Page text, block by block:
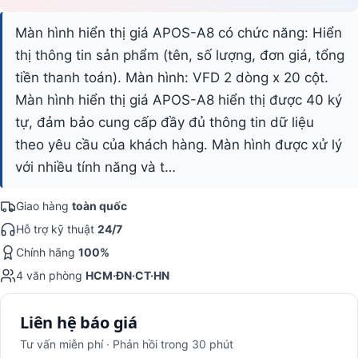
Màn hình hiển thị giá APOS-A8 có chức năng: Hiển
thị thông tin sản phẩm (tên, số lượng, đơn giá, tổng
tiền thanh toán). Màn hình: VFD 2 dòng x 20 cột.
Màn hình hiển thị giá APOS-A8 hiển thị được 40 ký
tự, đảm bảo cung cấp đầy đủ thông tin dữ liệu
theo yêu cầu của khách hàng. Màn hình được xử lý
với nhiều tính năng và t…
Giao hàng toàn quốc
Hỗ trợ kỹ thuật 24/7
Chính hãng 100%
4 văn phòng HCM·ĐN·CT·HN
Liên hệ báo giá
Tư vấn miễn phí · Phản hồi trong 30 phút